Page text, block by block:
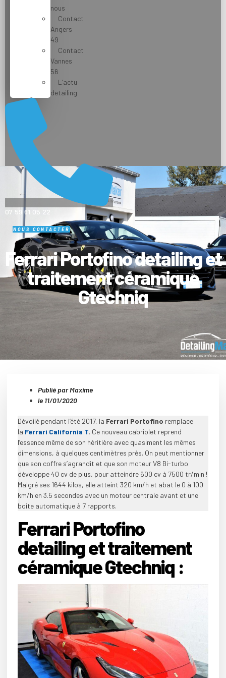
nous
Contact
Angers
49
Contact
Vannes
56
L’actu
detailing
07 59 61 05 22
NOUS CONTACTER
Ferrari Portofino detailing et
traitement céramique
Gtechniq
Publié par Maxime
le 11/01/2020
Dévoilé pendant l’été 2017, la Ferrari Portofino remplace
la Ferrari California T. Ce nouveau cabriolet reprend
l’essence même de son héritière avec quasiment les mêmes
dimensions, à quelques centimètres près. On peut mentionner
que son coffre s’agrandit et que son moteur V8 Bi-turbo
développe 40 cv de plus, pour atteindre 600 cv à 7500 tr/min !
Malgré ses 1644 kilos, elle atteint 320 km/h et abat le 0 à 100
km/h en 3.5 secondes avec un moteur centrale avant et une
boite automatique à 7 rapports.
Ferrari Portofino
detailing et traitement
céramique Gtechniq :